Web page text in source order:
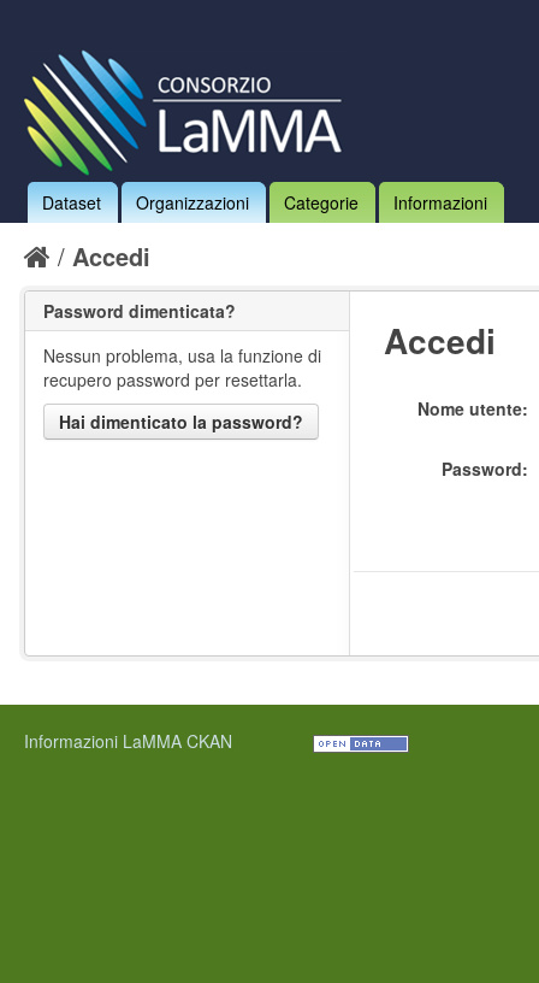
Dataset Organizzazioni Categorie Informazioni
Accedi
Accedi
Nome utente
Password
Password dimenticata?
Nessun problema, usa la funzione di
recupero password per resettarla.
Hai dimenticato la password?
Informazioni LaMMA CKAN